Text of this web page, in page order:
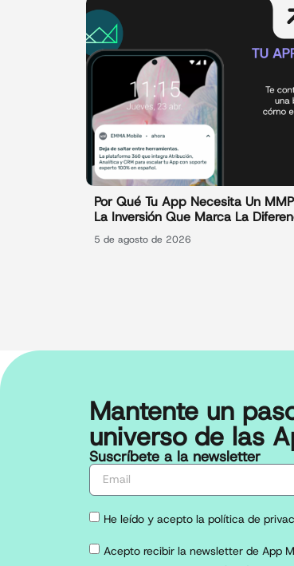
Por Qué Tu App Necesita Un
La Inversión Que Marca La
5 de agosto de 2026
Mantente un
universo de las
Suscríbete a la newsletter
He leído y acepto la política de
Acepto recibir la newsletter de App